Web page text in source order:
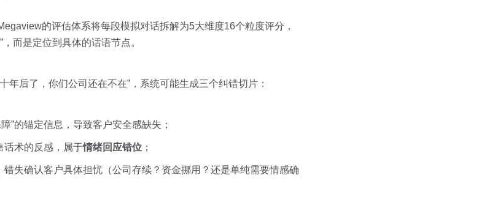
的评估体系将每段模拟对话拆解为5大维度16个粒度评分，
而是定位到具体的话语节点。
年后了，你们公司还在不在”，系统可能生成三个纠错切片：
”的锚定信息，导致客户安全感缺失；
话术的反感，属于情绪回应错位 ；
错失确认客户具体担忧（公司存续？资金挪用？还是单纯需要情感确